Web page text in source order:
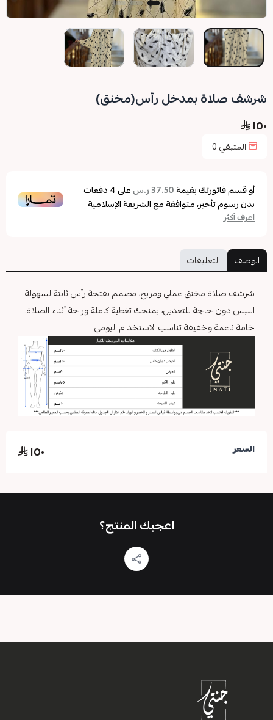
شرشف صلاة بمدخل رأس(مخنق)
١٥٠
المتبقي0
أو قسم فاتورتك بقيمة37.50 ر.س على4دفعات
بدون رسوم تأخير، متوافقة مع الشريعة الإسلامية
اعرف أكثر
الوصف التعليقات
شرشف صلاة مخنق عملي ومريح، مصمم بفتحة رأس ثابتة لسهولة
اللبس دون حاجة للتعديل، يمنحك تغطية كاملة وراحة أثناء الصلاة.
خامة ناعمة وخفيفة تناسب الاستخدام اليومي
السعر ١٥٠
اعجبك المنتج؟